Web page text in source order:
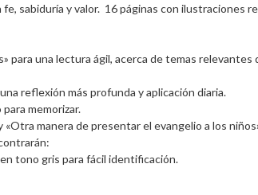
sabiduría y valor.  16 páginas con ilustraciones
para una lectura ágil, acerca de temas
reflexión más profunda y aplicación diaria.
memorizar.
manera de presentar el evangelio a los
tono gris para fácil identificación.